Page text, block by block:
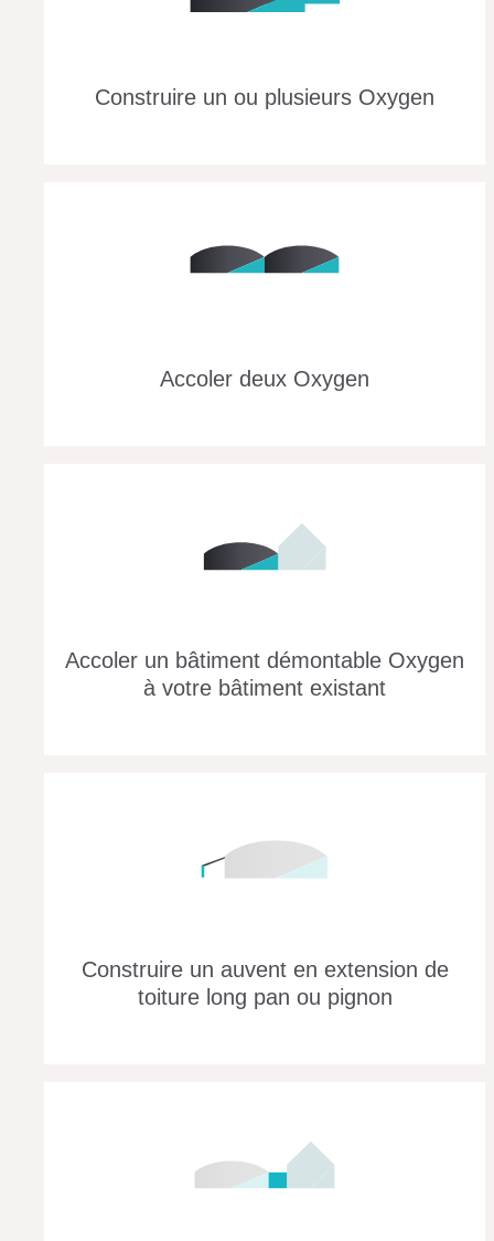
Construire un ou plusieurs Oxygen
Accoler deux Oxygen
Accoler un bâtiment démontable Oxygen
à votre bâtiment existant
Construire un auvent en extension de
toiture long pan ou pignon